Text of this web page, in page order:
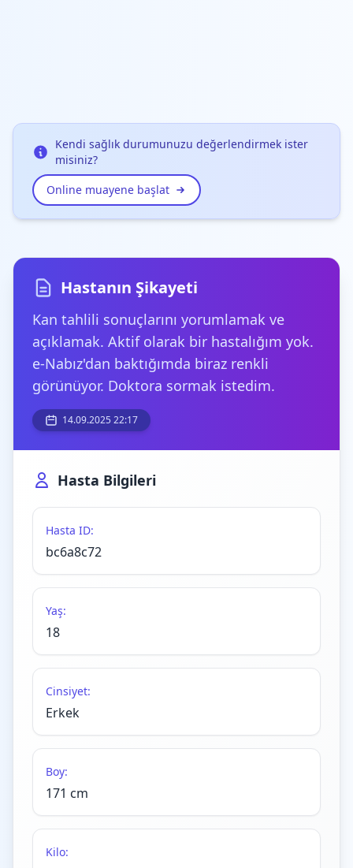
Kendi sağlık durumunuzu değerlendirmek ister
misiniz?
Online muayene başlat
Hastanın Şikayeti
Kan tahlili sonuçlarını yorumlamak ve
açıklamak. Aktif olarak bir hastalığım yok.
e-Nabız'dan baktığımda biraz renkli
görünüyor. Doktora sormak istedim.
14.09.2025 22:17
Hasta Bilgileri
Hasta ID:
bc6a8c72
Yaş:
18
Cinsiyet:
Erkek
Boy:
171 cm
Kilo: